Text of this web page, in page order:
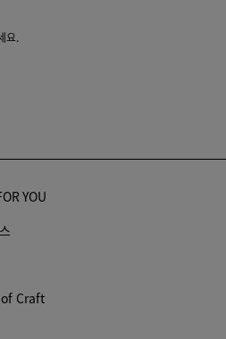
요.
YOU
Craft